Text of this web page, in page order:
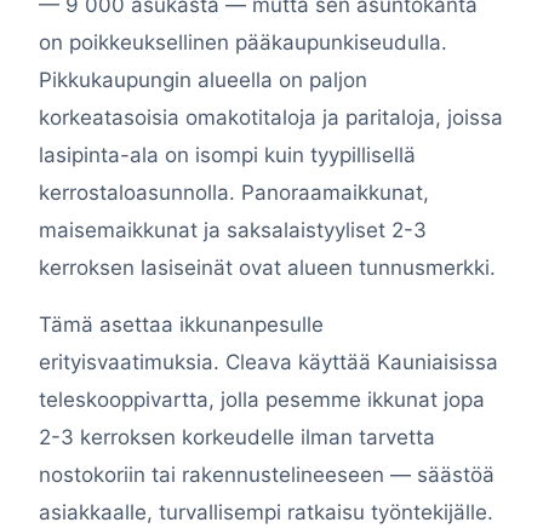
— 9 000 asukasta — mutta sen asuntokanta
on poikkeuksellinen pääkaupunkiseudulla.
Pikkukaupungin alueella on paljon
korkeatasoisia omakotitaloja ja paritaloja, joissa
lasipinta-ala on isompi kuin tyypillisellä
kerrostaloasunnolla. Panoraamaikkunat,
maisemaikkunat ja saksalaistyyliset 2-3
kerroksen lasiseinät ovat alueen tunnusmerkki.
Tämä asettaa ikkunanpesulle
erityisvaatimuksia. Cleava käyttää Kauniaisissa
teleskooppivartta, jolla pesemme ikkunat jopa
2-3 kerroksen korkeudelle ilman tarvetta
nostokoriin tai rakennustelineeseen — säästöä
asiakkaalle, turvallisempi ratkaisu työntekijälle.